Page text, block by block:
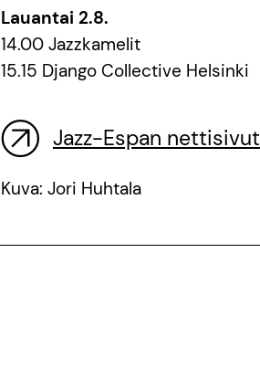
Lauantai 2.8.
14.00 Jazzkamelit
15.15 Django Collective Helsinki
Jazz-Espan nettisivut
Kuva: Jori Huhtala